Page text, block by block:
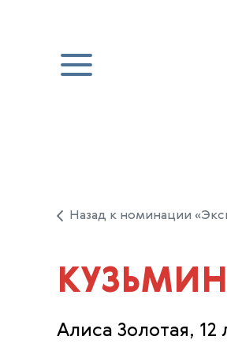
Назад к номинации
Алиса Золотая, 12